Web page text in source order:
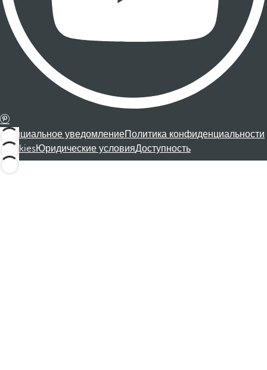
Официальное уведомлениеПолитика конфиденциальности
CookiesЮридические условияДоступность